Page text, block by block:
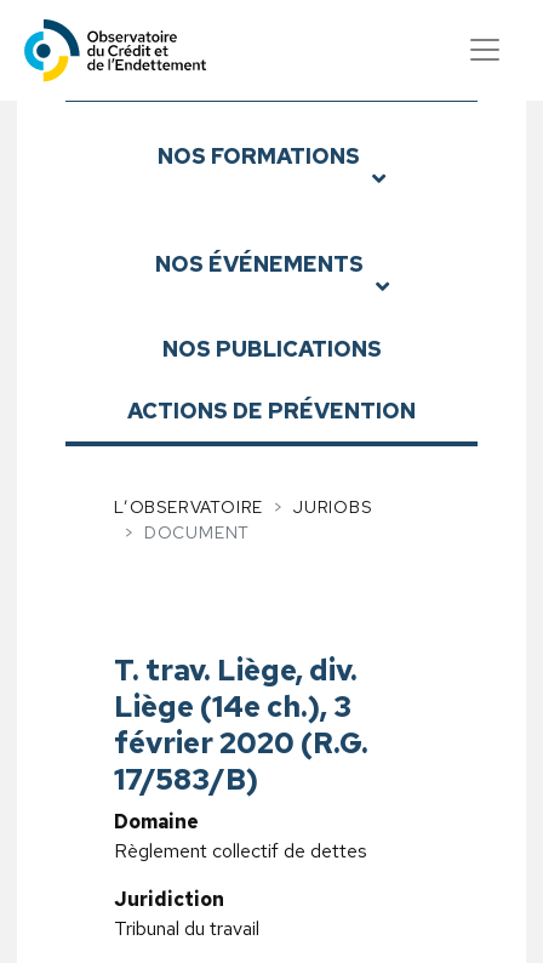
Observatoire du Crédit et
Sous-menu
NOS FORMATIONS
NOS ÉVÉNEMENTS
NOS PUBLICATIONS
ACTIONS DE PRÉVENTION
L’OBSERVATOIRE
JURIOBS
DOCUMENT
T. trav. Liège, div.
Liège (14e ch.), 3
février 2020 (R.G.
17/583/B)
Domaine
Règlement collectif de dettes
Juridiction
Tribunal du travail